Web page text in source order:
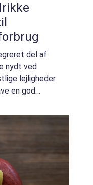
del af
nydt ved
lejligheder.
en god
artikel...